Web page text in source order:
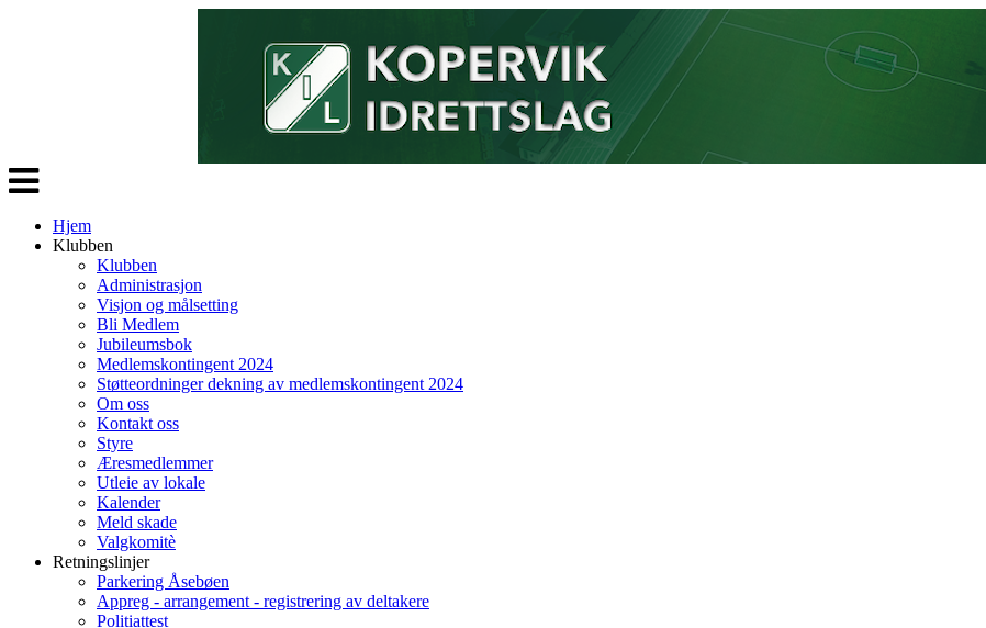
Veksle
navigasjon
Hjem
Klubben
Klubben
Administrasjon
Visjon og målsetting
Bli Medlem
Jubileumsbok
Medlemskontingent 2024
Støtteordninger dekning av medlemskontingent 2024
Om oss
Kontakt oss
Styre
Æresmedlemmer
Utleie av lokale
Kalender
Meld skade
Valgkomitè
Retningslinjer
Parkering Åsebøen
Appreg - arrangement - registrering av deltakere
Politiattest